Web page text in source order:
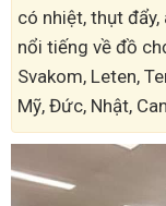
có nhiệt, thụt
nổi tiếng về đồ
Svakom, Leten,
Mỹ, Đức, Nhật,